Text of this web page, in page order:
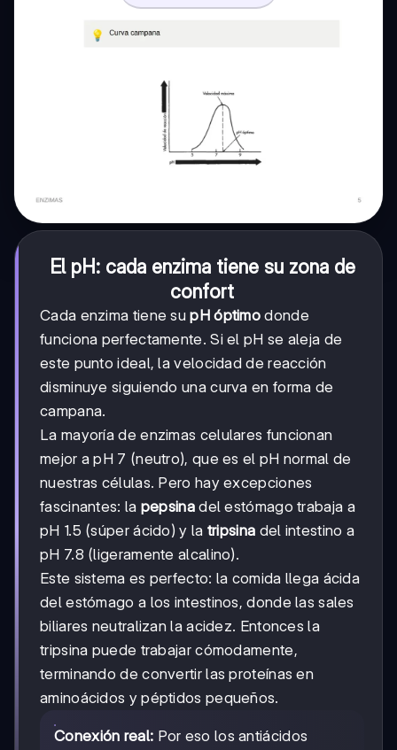
El pH: cada enzima tiene su zona de
confort
Cada enzima tiene supH óptimo donde
funciona perfectamente. Si el pH se aleja de
este punto ideal, la velocidad de reacción
disminuye siguiendo una curva en forma de
campana.
La mayoría de enzimas celulares funcionan
mejor a pH 7 (neutro), que es el pH normal de
nuestras células. Pero hay excepciones
fascinantes: la pepsinadel estómago trabaja a
pH 1.5 (súper ácido) y la tripsina del intestino a
pH 7.8 (ligeramente alcalino).
Este sistema es perfecto: la comida llega ácida
del estómago a los intestinos, donde las sales
biliares neutralizan la acidez. Entonces la
tripsina puede trabajar cómodamente,
terminando de convertir las proteínas en
aminoácidos y péptidos pequeños.
Conexión real: Por eso los antiácidos